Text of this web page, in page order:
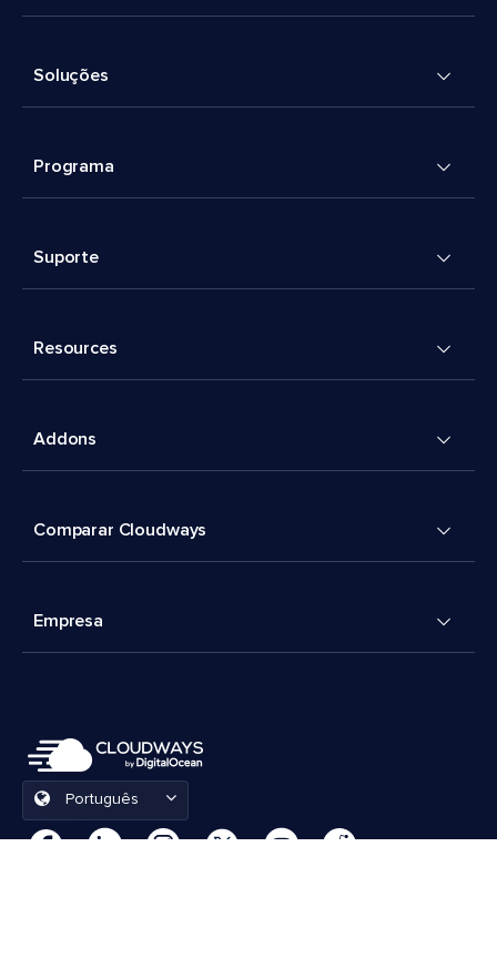
Soluções
Programa
Suporte
Resources
Addons
Comparar Cloudways
Empresa
Português